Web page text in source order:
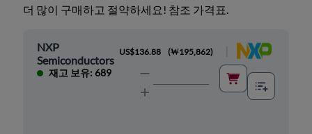
더 많이 구매하고 절약하세요! 참조 가격표.
NXP
Semiconductors
재고 보유: 689
US$136.88 (₩195,862)